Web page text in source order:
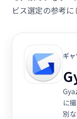
ビス選定の参考に
ギ
に
別